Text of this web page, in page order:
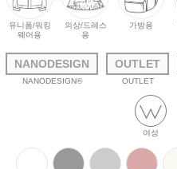
유니폼/워킹
웨어용
의상/드레스
용
가방용
NANODESIGN
NANODESIGN®
OUTLET
OUTLET
여성